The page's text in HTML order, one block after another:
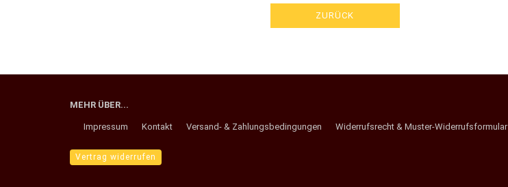
ZURÜCK
MEHR ÜBER...
Impressum Kontakt Versand- & Zahlungsbedingungen Widerrufsrecht & Muster-Widerrufsformular
Vertrag widerrufen